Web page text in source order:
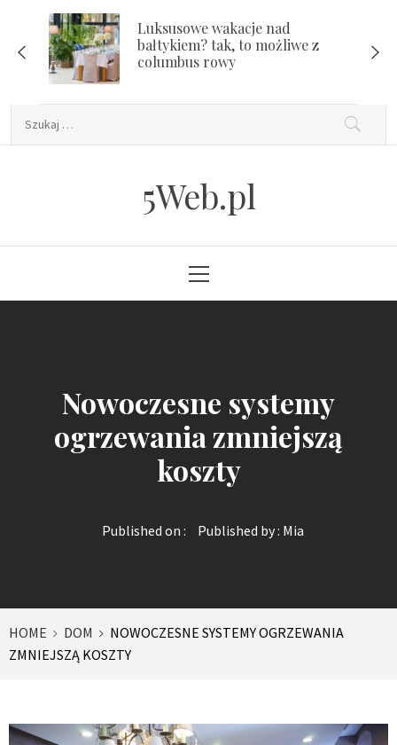
content
Luksusowe wakacje nad
bałtykiem? tak, to możliwe z
columbus rowy
5Web.pl
Menu
Nowoczesne systemy
ogrzewania zmniejszą
koszty
Published on : Published by : Mia
HOME DOM
NOWOCZESNE SYSTEMY OGRZEWANIA
ZMNIEJSZĄ KOSZTY